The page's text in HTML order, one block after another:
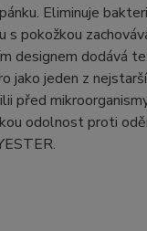
Eliminuje
s pokožkou
designem dodává
jeden z
před
odolnost proti